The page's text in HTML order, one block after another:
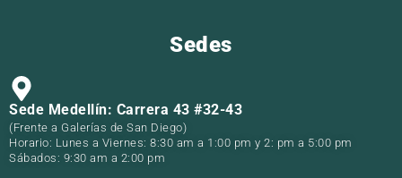
Sedes
Sede Medellín: Carrera 43 #32-43
(Frente a Galerías de San Diego)
Horario: Lunes a Viernes: 8:30 am a 1:00 pm y 2: pm a 5:00 pm
Sábados: 9:30 am a 2:00 pm